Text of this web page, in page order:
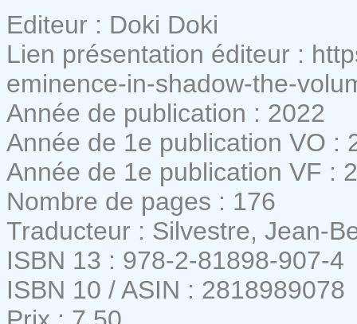
Editeur : Doki Doki
Lien présentation éditeur :
eminence-in-shadow-the-
Année de publication : 2022
Année de 1e publication VO :
Année de 1e publication VF :
Nombre de pages : 176
Traducteur : Silvestre, Jean-
ISBN 13 : 978-2-81898-907-4
ISBN 10 / ASIN : 2818989078